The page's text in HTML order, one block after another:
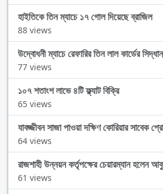
হাইতিকে তিন ম্যাচে ১৭ গোল দিয়েছে ব্রাজিল
88 views
উদ্বোধনী ম্যাচে রেফারির তিন লাল কার্ডের
77 views
১০৭ শতাংশ লাভে ৪টি ফ্ল্যাট বিক্রি
65 views
যাবজ্জীবন সাজা পাওয়া দক্ষিণ কোরিয়ার সাবেক
64 views
রাজশাহী উন্নয়ন কর্তৃপক্ষের চেয়ারম্যান হলেন
61 views